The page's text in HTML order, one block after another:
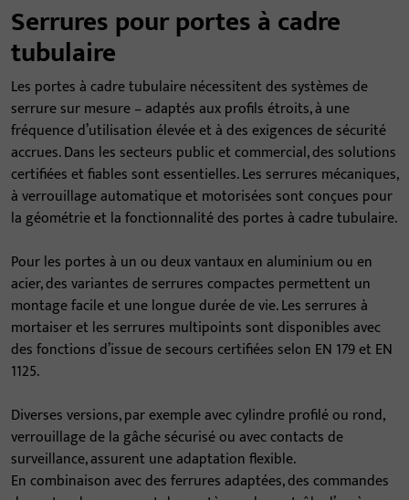
Serrures pour portes à cadre
tubulaire
Les portes à cadre tubulaire nécessitent des systèmes de
serrure sur mesure – adaptés aux profils étroits, à une
fréquence d’utilisation élevée et à des exigences de sécurité
accrues. Dans les secteurs public et commercial, des solutions
certifiées et fiables sont essentielles. Les serrures mécaniques,
à verrouillage automatique et motorisées sont conçues pour
la géométrie et la fonctionnalité des portes à cadre tubulaire.
Pour les portes à un ou deux vantaux en aluminium ou en
acier, des variantes de serrures compactes permettent un
montage facile et une longue durée de vie. Les serrures à
mortaiser et les serrures multipoints sont disponibles avec
des fonctions d’issue de secours certifiées selon EN 179 et EN
1125.
Diverses versions, par exemple avec cylindre profilé ou rond,
verrouillage de la gâche sécurisé ou avec contacts de
surveillance, assurent une adaptation flexible.
En combinaison avec des ferrures adaptées, des commandes